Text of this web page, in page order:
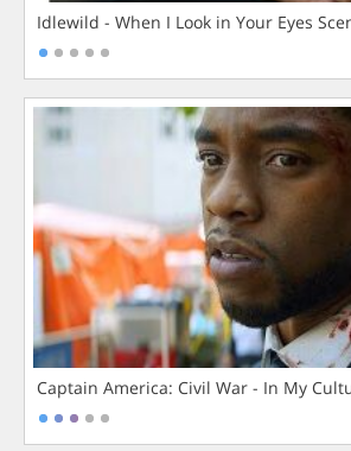
Idlewild - When I Look in Your Eyes
Captain America: Civil War - In My